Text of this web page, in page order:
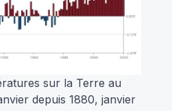
sur la Terre au
depuis 1880, janvier